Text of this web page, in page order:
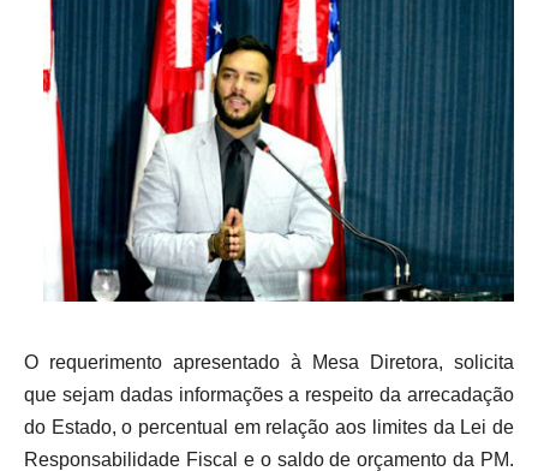
O requerimento apresentado à Mesa Diretora, solicita
que sejam dadas informações a respeito da arrecadação
do Estado, o percentual em relação aos limites da Lei de
Responsabilidade Fiscal e o saldo de orçamento da PM.